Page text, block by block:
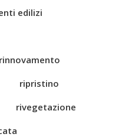
edilizi
rinnovamento
ripristino
rivegetazione